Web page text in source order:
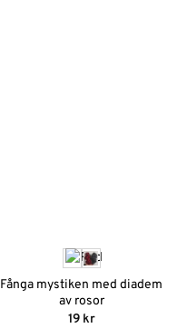
Fånga mystiken med diadem
av rosor
19 kr